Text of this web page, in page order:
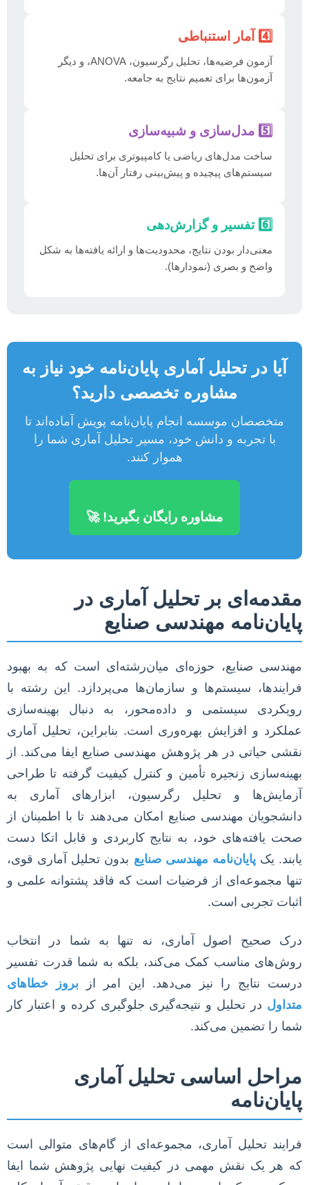
4️⃣ آمار استنباطی
آزمون فرضیه‌ها، تحلیل رگرسیون، ANOVA، و دیگر
آزمون‌ها برای تعمیم نتایج به جامعه.
5️⃣ مدل‌سازی و شبیه‌سازی
ساخت مدل‌های ریاضی یا کامپیوتری برای تحلیل
سیستم‌های پیچیده و پیش‌بینی رفتار آن‌ها.
6️⃣ تفسیر و گزارش‌دهی
معنی‌دار بودن نتایج، محدودیت‌ها و ارائه یافته‌ها به شکل
واضح و بصری (نمودارها).
آیا در تحلیل آماری پایان‌نامه خود نیاز به
مشاوره تخصصی دارید؟
متخصصان موسسه انجام پایان‌نامه پویش آماده‌اند تا
با تجربه و دانش خود، مسیر تحلیل آماری شما را
هموار کنند.
مشاوره رایگان بگیرید! 🚀
مقدمه‌ای بر تحلیل آماری در
پایان‌نامه مهندسی صنایع
مهندسی صنایع، حوزه‌ای میان‌رشته‌ای است که به بهبود
فرایندها، سیستم‌ها و سازمان‌ها می‌پردازد. این رشته با
رویکردی سیستمی و داده‌محور، به دنبال بهینه‌سازی
عملکرد و افزایش بهره‌وری است. بنابراین، تحلیل آماری
نقشی حیاتی در هر پژوهش مهندسی صنایع ایفا می‌کند. از
بهینه‌سازی زنجیره تأمین و کنترل کیفیت گرفته تا طراحی
آزمایش‌ها و تحلیل رگرسیون، ابزارهای آماری به
دانشجویان مهندسی صنایع امکان می‌دهند تا با اطمینان از
صحت یافته‌های خود، به نتایج کاربردی و قابل اتکا دست
یابند. یکپایان‌نامه مهندسی صنایع بدون تحلیل آماری قوی،
تنها مجموعه‌ای از فرضیات است که فاقد پشتوانه علمی و
اثبات تجربی است.
درک صحیح اصول آماری، نه تنها به شما در انتخاب
روش‌های مناسب کمک می‌کند، بلکه به شما قدرت تفسیر
درست نتایج را نیز می‌دهد. این امر از بروز خطاهای
متداول در تحلیل و نتیجه‌گیری جلوگیری کرده و اعتبار کار
شما را تضمین می‌کند.
مراحل اساسی تحلیل آماری
پایان‌نامه
فرایند تحلیل آماری، مجموعه‌ای از گام‌های متوالی است
که هر یک نقش مهمی در کیفیت نهایی پژوهش شما ایفا